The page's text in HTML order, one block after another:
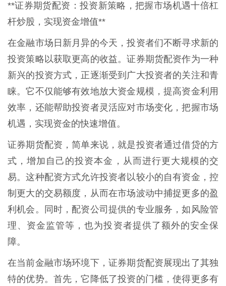
**证券期货配资：投资新策略，把握市场机遇十倍杠
杆炒股，实现资金增值**
在金融市场日新月异的今天，投资者们不断寻求新的
投资策略以获取更高的收益。证券期货配资作为一种
新兴的投资方式，正逐渐受到广大投资者的关注和青
睐。它不仅能够有效地放大资金规模，提高资金利用
效率，还能帮助投资者灵活应对市场变化，把握市场
机遇，实现资金的快速增值。
证券期货配资，简单来说，就是投资者通过借贷的方
式，增加自己的投资本金，从而进行更大规模的交
易。这种配资方式允许投资者以较小的自有资金，控
制更大的交易额度，从而在市场波动中捕捉更多的盈
利机会。同时，配资公司提供的专业服务，如风险管
理、资金监管等，也为投资者提供了额外的安全保
障。
在当前金融市场环境下，证券期货配资展现出了其独
特的优势。首先，它降低了投资的门槛，使得更多有